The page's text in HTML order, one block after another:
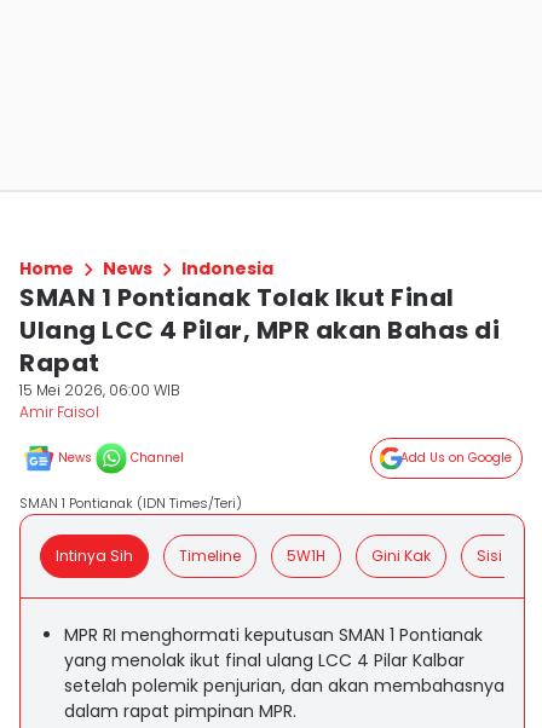
Home News Indonesia
SMAN 1 Pontianak Tolak Ikut Final
Ulang LCC 4 Pilar, MPR akan Bahas di
Rapat
15 Mei 2026, 06:00 WIB
Amir Faisol
News Channel Add Us on Google
SMAN 1 Pontianak (IDN Times/Teri)
Intinya Sih Timeline 5W1H Gini Kak Sisi
MPR RI menghormati keputusan SMAN 1 Pontianak
yang menolak ikut final ulang LCC 4 Pilar Kalbar
setelah polemik penjurian, dan akan membahasnya
dalam rapat pimpinan MPR.